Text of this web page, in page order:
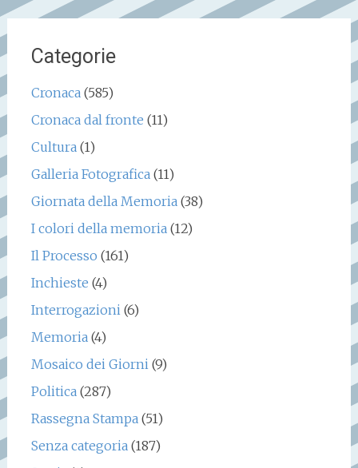
Categorie
Cronaca(585)
Cronaca dal fronte (11)
Cultura(1)
Galleria Fotografica(11)
Giornata della Memoria(38)
I colori della memoria(12)
Il Processo (161)
Inchieste (4)
Interrogazioni(6)
Memoria(4)
Mosaico dei Giorni(9)
Politica(287)
Rassegna Stampa(51)
Senza categoria(187)